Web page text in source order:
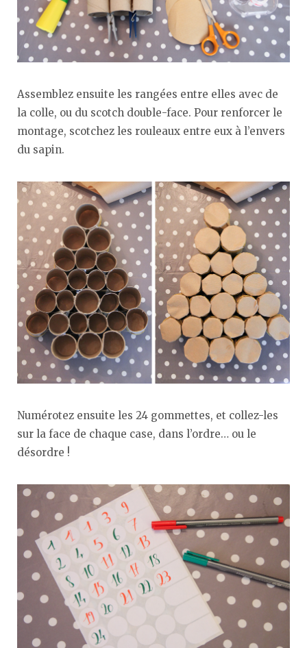
Assemblez ensuite les rangées entre elles avec de
la colle, ou du scotch double-face. Pour renforcer le
montage, scotchez les rouleaux entre eux à l’envers
du sapin.
Numérotez ensuite les 24 gommettes, et collez-les
sur la face de chaque case, dans l’ordre… ou le
désordre !